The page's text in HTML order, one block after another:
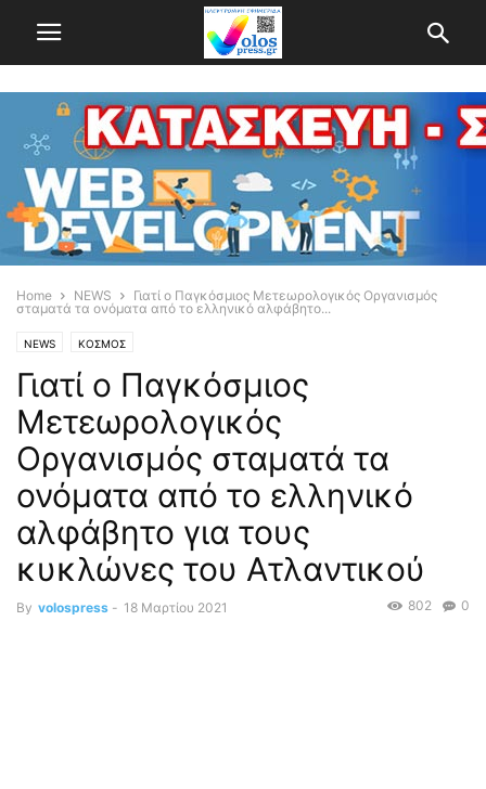
Home NEWS
Γιατί ο Παγκόσμιος Μετεωρολογικός Οργανισμός
σταματά τα ονόματα από το ελληνικό αλφάβητο...
NEWS ΚΟΣΜΟΣ
Γιατί ο Παγκόσμιος
Μετεωρολογικός
Οργανισμός σταματά τα
ονόματα από το ελληνικό
αλφάβητο για τους
κυκλώνες του Ατλαντικού
By volospress - 18 Μαρτίου 2021 0
802